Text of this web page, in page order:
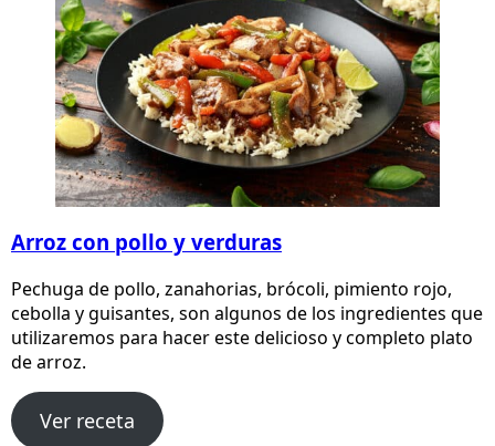
Arroz con pollo y verduras
Pechuga de pollo, zanahorias, brócoli, pimiento rojo,
cebolla y guisantes, son algunos de los ingredientes que
utilizaremos para hacer este delicioso y completo plato
de arroz.
Ver receta